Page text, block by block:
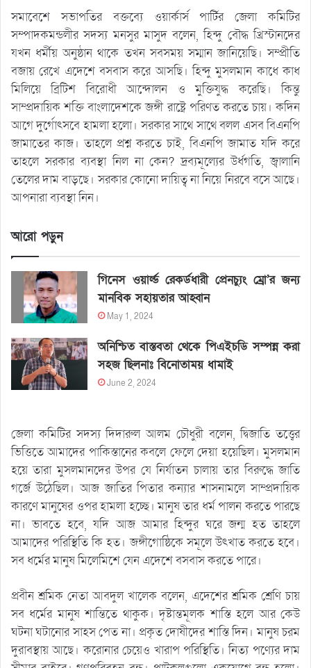
সমাবেশে সভাপতির বক্তব্যে ওয়ার্কার্স পার্টির জেলা কমিটির
সম্পাদকমন্ডলীর সদস্য মনসুর মাসুদ বলেন, হিন্দু বৌদ্ধ খ্রিস্টানদের
যখন ধর্মীয় অনুষ্ঠান থাকে তখন সবসময় সম্মান জানিয়েছি। সম্প্রীতি
বজায় রেখে এদেশে বসবাস করে আসছি। হিন্দু মুসলমান কাধে কাধ
মিলিয়ে ব্রিটিশ বিরোধী আন্দোলন ও মুক্তিযুদ্ধ করেছি। কিন্তু
সাম্প্রদায়িক শক্তি বাংলাদেশকে জঙ্গী রাষ্ট্রে পরিণত করতে চায়। কদিন
আগে দুর্গোৎসবে হামলা হলো। সরকার সাথে সাথে বলল এসব বিএনপি
জামাতের কাজ। তাহলে প্রশ্ন করতে চাই, বিএনপি জামাত যদি করে
তাহলে সরকার ব্যবস্থা নিল না কেন? দ্রব্যমূল্যের উর্ধগতি, জ্বালানি
তেলের দাম বাড়ছে। সরকার কোনো দায়িত্ব না নিয়ে নিরবে বসে আছে।
আপনারা ব্যবস্থা নিন।
আরো পড়ুন
গিনেস ওয়ার্ল্ড রেকর্ডধারী প্রেনচ্যুং ম্রো’র জন্য
মানবিক সহায়তার আহ্বান
May 1, 2024
অনিশ্চিত বাস্তবতা থেকে পিএইচডি সম্পন্ন করা
সহজ ছিলনাঃ বিনোতাময় ধামাই
June 2, 2024
জেলা কমিটির সদস্য দিদারুল আলম চৌধুরী বলেন, দ্বিজাতি তত্ত্বের
ভিত্তিতে আমাদের পাকিস্তানের কবলে ফেলে দেয়া হয়েছিল। মুসলমান
হয়ে তারা মুসলমানদের উপর যে নির্যাতন চালায় তার বিরুদ্ধে জাতি
গর্জে উঠেছিল। আজ জাতির পিতার কন্যার শাসনামলে সাম্প্রদায়িক
কারণে মানুষের ওপর হামলা হচ্ছে। মানুষ তার ধর্ম পালন করতে পারছে
না। ভাবতে হবে, যদি আজ আমার হিন্দুর ঘরে জন্ম হত তাহলে
আমাদের পরিস্থিতি কি হত। জঙ্গীগোষ্ঠিকে সমূলে উৎখাত করতে হবে।
সব ধর্মের মানুষ মিলেমিশে যেন এদেশে বসবাস করতে পারে।
প্রবীন শ্রমিক নেতা আবদুল খালেক বলেন, এদেশের শ্রমিক শ্রেণি চায়
সব ধর্মের মানুষ শান্তিতে থাকুক। দৃষ্টান্তমূলক শাস্তি হলে আর কেউ
ঘটনা ঘটানোর সাহস পেত না। প্রকৃত দোষীদের শাস্তি দিন। মানুষ চরম
দুরাবস্থায় আছে। করোনার চেয়েও খারাপ পরিস্থিতি। নিত্য পণ্যের দাম